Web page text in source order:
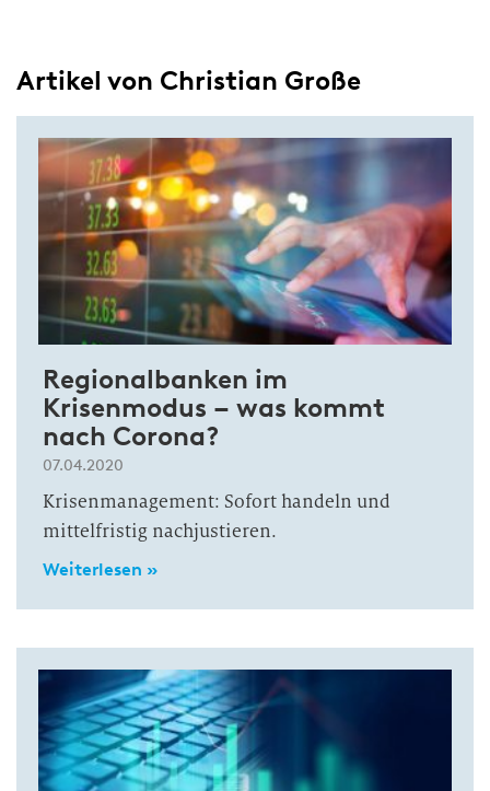
Artikel von Christian Große
Regionalbanken im
Krisenmodus – was kommt
nach Corona?
07.04.2020
Krisenmanagement: Sofort handeln und
mittelfristig nachjustieren.
Weiterlesen »